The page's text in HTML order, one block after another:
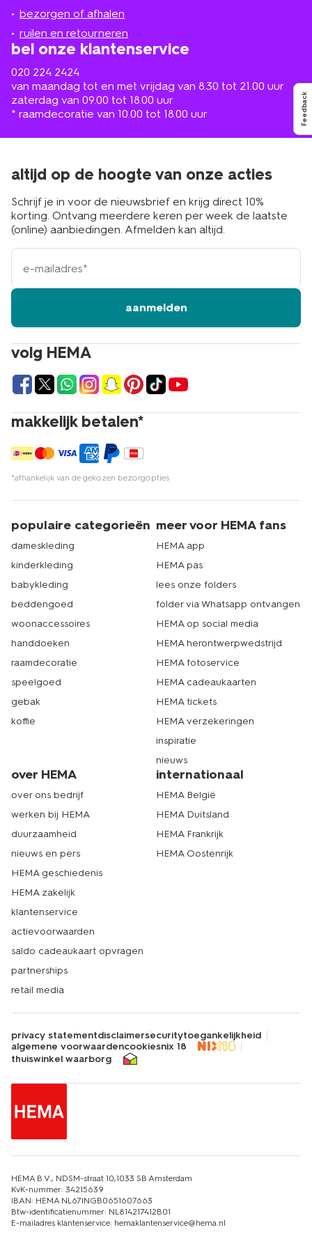
Feedback
bezorgen of afhalen
ruilen en retourneren
bel onze klantenservice
020 224 2424
van maandag tot en met vrijdag van 8.30 tot 21.00 uur
zaterdag van 09.00 tot 18.00 uur
* raamdecoratie van 10.00 tot 18.00 uur
de
buurt
volg HEMA
makkelijk betalen*
*afhankelijk van de gekozen bezorgopties
altijd op de hoogte van onze acties
Schrijf je in voor de nieuwsbrief en krijg direct 10%
korting. Ontvang meerdere keren per week de laatste
(online) aanbiedingen. Afmelden kan altijd.
e-
mailadres
aanmelden
populaire categorieën
dameskleding
kinderkleding
babykleding
beddengoed
woonaccessoires
handdoeken
raamdecoratie
speelgoed
gebak
koffie
meer voor HEMA fans
HEMA app
HEMA pas
lees onze folders
folder via Whatsapp ontvangen
HEMA op social media
HEMA herontwerpwedstrijd
HEMA fotoservice
HEMA cadeaukaarten
HEMA tickets
HEMA verzekeringen
inspiratie
nieuws
over HEMA
over ons bedrijf
werken bij HEMA
duurzaamheid
nieuws en pers
HEMA geschiedenis
HEMA zakelijk
klantenservice
actievoorwaarden
saldo cadeaukaart opvragen
partnerships
retail media
internationaal
HEMA België
HEMA Duitsland
HEMA Frankrijk
HEMA Oostenrijk
privacy statementdisclaimersecuritytoegankelijkheid
algemene voorwaardencookiesnix 18
thuiswinkel waarborg
HEMA B.V., NDSM-straat 10,1033 SB Amsterdam
KvK-nummer: 34215639
IBAN: HEMA NL67INGB0651607663
Btw-identificatienummer: NL814217412B01
E-mailadres klantenservice: hemaklantenservice@hema.nl